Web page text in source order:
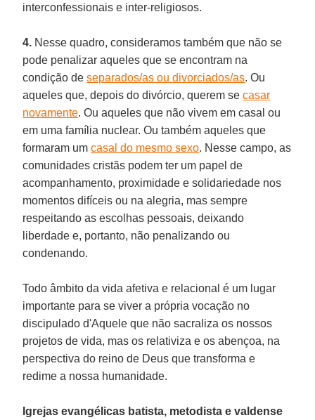
interconfessionais e inter-religiosos.
4. Nesse quadro, consideramos também que não se
pode penalizar aqueles que se encontram na
condição deseparados/as ou divorciados/as. Ou
aqueles que, depois do divórcio, querem secasar
novamente. Ou aqueles que não vivem em casal ou
em uma família nuclear. Ou também aqueles que
formaram umcasal do mesmo sexo. Nesse campo, as
comunidades cristãs podem ter um papel de
acompanhamento, proximidade e solidariedade nos
momentos difíceis ou na alegria, mas sempre
respeitando as escolhas pessoais, deixando
liberdade e, portanto, não penalizando ou
condenando.
Todo âmbito da vida afetiva e relacional é um lugar
importante para se viver a própria vocação no
discipulado d'Aquele que não sacraliza os nossos
projetos de vida, mas os relativiza e os abençoa, na
perspectiva do reino de Deus que transforma e
redime a nossa humanidade.
Igrejas evangélicas batista, metodista e valdense